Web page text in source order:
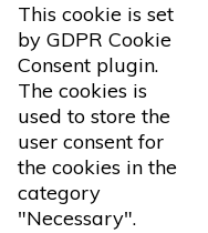
This cookie is set
by GDPR Cookie
Consent plugin.
The cookies is
used to store the
user consent for
the cookies in the
category
"Necessary".